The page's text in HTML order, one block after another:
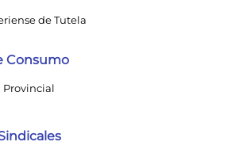
de Tutela
Consumo